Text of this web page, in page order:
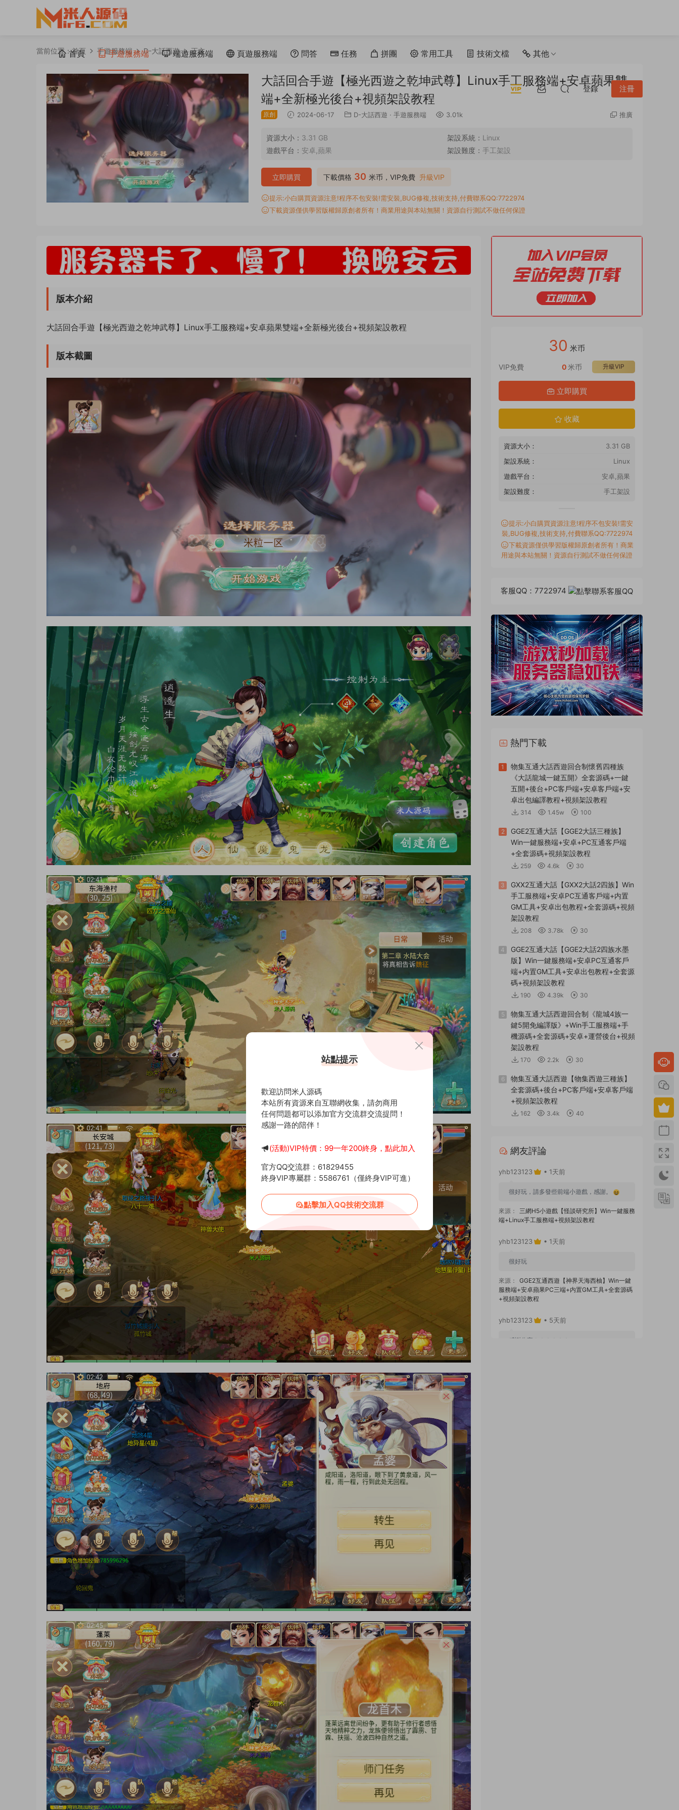
首頁 手遊服務端 端遊服務端 頁遊服務端 問答 任務 拼團 常用工具 技術文檔 其他
登錄 注冊
當前位置：首頁 手遊服務端 D-大話西遊 正文
大話回合手遊【極光西遊之乾坤武尊】Linux手工服務端+安卓蘋果雙
端+全新極光後台+視頻架設教程
原創 2024-06-17 D-大話西遊 · 手遊服務端 3.01k 推廣
資源大小： 3.31 GB 架設系統： Linux
遊戲平台： 安卓,蘋果 架設難度： 手工架設
下載價格 30 米币，VIP免費 升級VIP
立即購買
提示:小白購買資源注意!程序不包安裝!需安裝,BUG修複,技術支持,付費聯系QQ:7722974
下載資源僅供學習版權歸原創者所有！商業用途與本站無關！資源自行測試不做任何保證
版本介紹
大話回合手遊【極光西遊之乾坤武尊】Linux手工服務端+安卓蘋果雙端+全新極光後台+視頻架設教程
版本截圖
30 米币
VIP免費 升級VIP
0米币
立即購買
收藏
資源大小：
3.31 GB
架設系統：
Linux
遊戲平台：
安卓,蘋果
架設難度：
手工架設
提示:小白購買資源注意!程序不包安裝!需安
裝,BUG修複,技術支持,付費聯系QQ:7722974
下載資源僅供學習版權歸原創者所有！商業
用途與本站無關！資源自行測試不做任何保證
客服QQ：7722974
熱門下載
1
物集互通大話西遊回合制懷舊四種族
《大話龍城一鍵五開》全套源碼+一鍵
五開+後台+PC客戶端+安卓客戶端+安
卓出包編譯教程+視頻架設教程
314 1.45w 100
2
GGE2互通大話【GGE2大話三種族】
Win一鍵服務端+安卓+PC互通客戶端
+全套源碼+視頻架設教程
259 4.6k 30
3
GXX2互通大話【GXX2大話2四族】Win
手工服務端+安卓PC互通客戶端+内置
GM工具+安卓出包教程+全套源碼+視頻
架設教程
208 3.78k 30
4
GGE2互通大話【GGE2大話2四族水墨
版】Win一鍵服務端+安卓PC互通客戶
端+内置GM工具+安卓出包教程+全套源
碼+視頻架設教程
190 4.39k 30
5
物集互通大話西遊回合制《龍城4族一
鍵5開免編譯版》+Win手工服務端+手
機源碼+全套源碼+安卓+運營後台+視頻
架設教程
170 2.2k 30
6
物集互通大話西遊【物集西遊三種族】
全套源碼+後台+PC客戶端+安卓客戶端
+視頻架設教程
162 3.4k 40
網友評論
yhb123123 • 1天前
很好玩，請多發些前端小遊戲，感謝。
來源：
三網H5小遊戲【怪談研究所】Win一鍵服務
端+Linux手工服務端+視頻架設教程
yhb123123 • 1天前
很好玩
來源：
GGE2互通西遊【神界天海西柚】Win一鍵
服務端+安卓蘋果PC三端+内置GM工具+全套源碼
+視頻架設教程
yhb123123 • 5天前
感謝分享！！！！！！
站點提示
歡迎訪問米人源碼
本站所有資源來自互聯網收集，請勿商用
任何問題都可以添加官方交流群交流提問！
感謝一路的陪伴！
(活動)VIP特價：99一年200終身，點此加入
官方QQ交流群：61829455
終身VIP專屬群：5586761（僅終身VIP可進）
點擊加入QQ技術交流群